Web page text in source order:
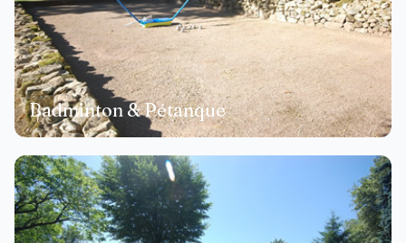
Badminton & Pétanque